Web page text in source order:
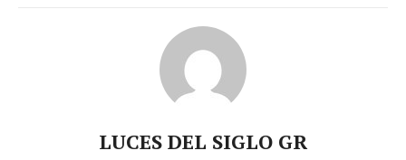
LUCES DEL SIGLO GR